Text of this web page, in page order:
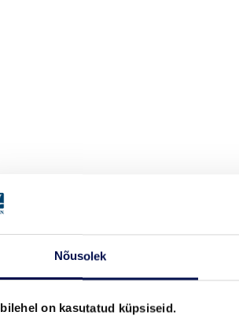
Nõusolek
on kasutatud küpsiseid.